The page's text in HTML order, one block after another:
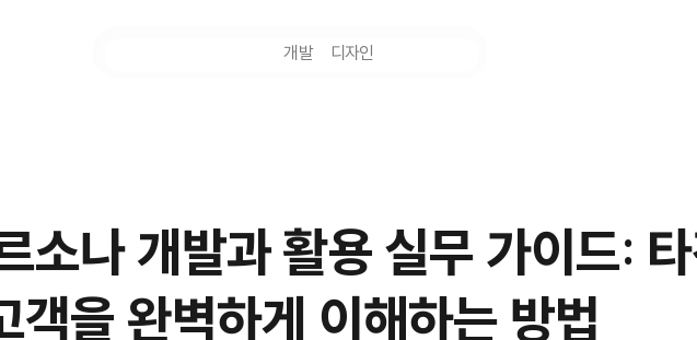
개발 디자인
소나 개발과 활용 실무 가이드:
객을 완벽하게 이해하는 방법